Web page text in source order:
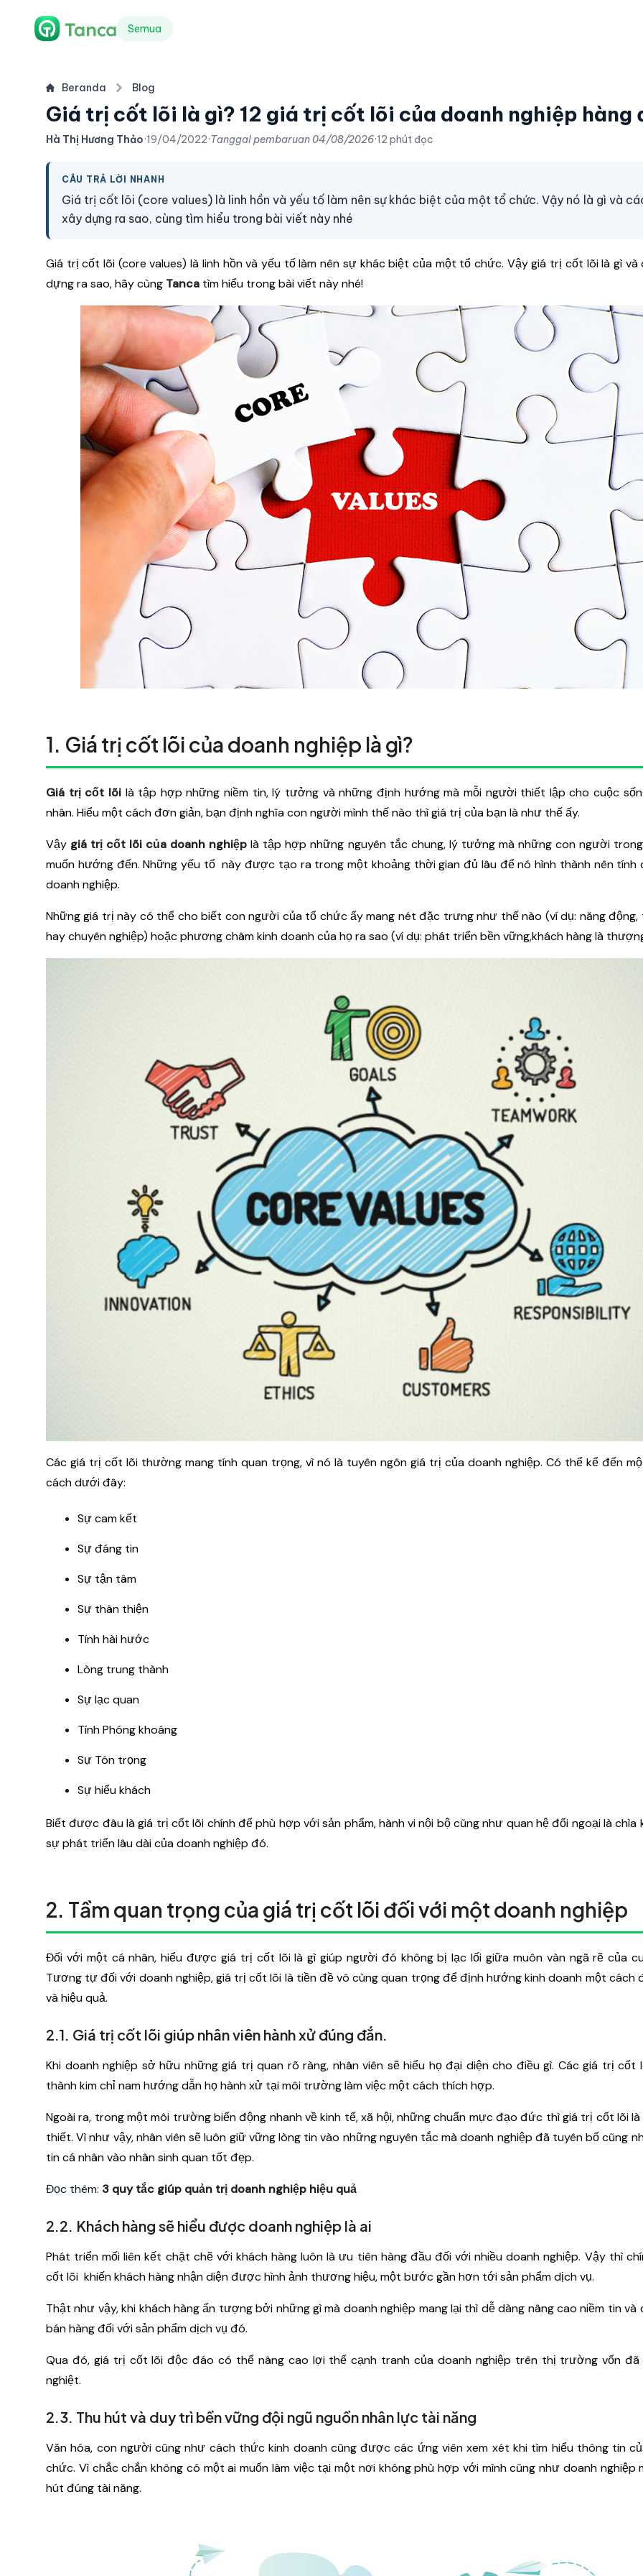
Semua
Beranda Blog
Giá trị cốt lõi là gì? 12 giá trị cốt lõi của doanh nghiệp hàng
Hà Thị Hương Thảo·19/04/2022·Tanggal pembaruan04/08/2026·12 phút đọc
CÂU TRẢ LỜI NHANH
Giá trị cốt lõi (core values) là linh hồn và yếu tố làm nên sự khác biệt của một tổ chức. Vậy nó là gì và
xây dựng ra sao, cùng tìm hiểu trong bài viết này nhé
Giá trị cốt lõi (core values) là linh hồn và yếu tố làm nên sự khác biệt của một tổ chức. Vậy giá trị cốt lõi là gì và
dựng ra sao, hãy cùng Tanca tìm hiểu trong bài viết này nhé!
1. Giá trị cốt lõi của doanh nghiệp là gì?
Giá trị cốt lõilà tập hợp những niềm tin, lý tưởng và những định hướng mà mỗi người thiết lập cho cuộc
nhân. Hiểu một cách đơn giản, bạn định nghĩa con người mình thế nào thì giá trị của bạn là như thế ấy.
Vậy giá trị cốt lõi của doanh nghiệp là tập hợp những nguyên tắc chung, lý tưởng mà những con người
muốn hướng đến. Những yếu tố này được tạo ra trong một khoảng thời gian đủ lâu để nó hình thành nên tính
doanh nghiệp.
Những giá trị này có thể cho biết con người của tổ chức ấy mang nét đặc trưng như thế nào (ví dụ: năng
hay chuyên nghiệp) hoặc phương châm kinh doanh của họ ra sao (ví dụ: phát triển bền vững,khách hàng là
Các giá trị cốt lõi thường mang tính quan trọng, vì nó là tuyên ngôn giá trị của doanh nghiệp. Có thể kể đến
cách dưới đây:
Sự cam kết
Sự đáng tin
Sự tận tâm
Sự thân thiện
Tính hài hước
Lòng trung thành
Sự lạc quan
Tính Phóng khoáng
Sự Tôn trọng
Sự hiếu khách
Biết được đâu là giá trị cốt lõi chính để phù hợp với sản phẩm, hành vi nội bộ cũng như quan hệ đối ngoại là chìa
sự phát triển lâu dài của doanh nghiệp đó.
2. Tầm quan trọng của giá trị cốt lõi đối với một doanh nghiệp
Đối với một cá nhân, hiểu được giá trị cốt lõi là gì giúp người đó không bị lạc lối giữa muôn vàn ngã rẽ của
Tương tự đối với doanh nghiệp, giá trị cốt lõi là tiền đề vô cùng quan trọng để định hướng kinh doanh một cách
và hiệu quả.
2.1. Giá trị cốt lõi giúp nhân viên hành xử đúng đắn.
Khi doanh nghiệp sở hữu những giá trị quan rõ ràng, nhân viên sẽ hiểu họ đại diện cho điều gì. Các giá trị cốt
thành kim chỉ nam hướng dẫn họ hành xử tại môi trường làm việc một cách thích hợp.
Ngoài ra, trong một môi trường biến động nhanh về kinh tế, xã hội, những chuẩn mực đạo đức thì giá trị cốt lõi
thiết. Vì như vậy, nhân viên sẽ luôn giữ vững lòng tin vào những nguyên tắc mà doanh nghiệp đã tuyên bố cũng
tin cá nhân vào nhân sinh quan tốt đẹp.
Đọc thêm: 3 quy tắc giúp quản trị doanh nghiệp hiệu quả
2.2. Khách hàng sẽ hiểu được doanh nghiệp là ai
Phát triển mối liên kết chặt chẽ với khách hàng luôn là ưu tiên hàng đầu đối với nhiều doanh nghiệp. Vậy thì
cốt lõi khiến khách hàng nhận diện được hình ảnh thương hiệu, một bước gần hơn tới sản phẩm dịch vụ.
Thật như vậy, khi khách hàng ấn tượng bởi những gì mà doanh nghiệp mang lại thì dễ dàng nâng cao niềm tin và
bán hàng đối với sản phẩm dịch vụ đó.
Qua đó, giá trị cốt lõi độc đáo có thể nâng cao lợi thế cạnh tranh của doanh nghiệp trên thị trường vốn
nghiệt.
2.3. Thu hút và duy trì bền vững đội ngũ nguồn nhân lực tài năng
Văn hóa, con người cũng như cách thức kinh doanh cũng được các ứng viên xem xét khi tìm hiểu thông tin
chức. Vì chắc chắn không có một ai muốn làm việc tại một nơi không phù hợp với mình cũng như doanh nghiệp
hút đúng tài năng.